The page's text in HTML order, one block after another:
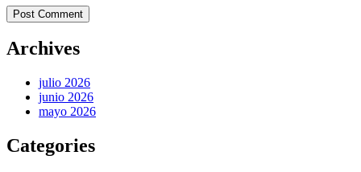
Post Comment
Archives
julio 2026
junio 2026
mayo 2026
Categories